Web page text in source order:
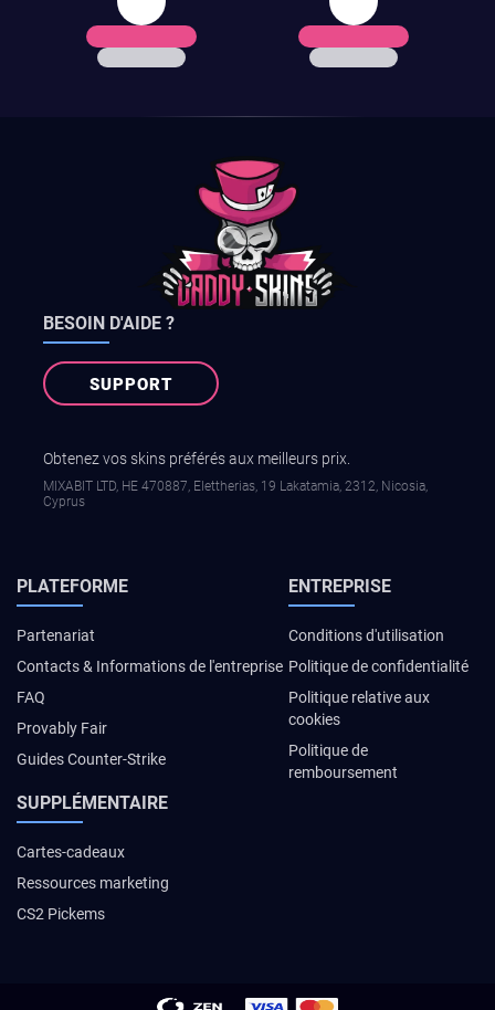
BESOIN D'AIDE ?
SUPPORT
Obtenez vos skins préférés aux meilleurs prix.
MIXABIT LTD, ΗΕ 470887, Elettherias, 19 Lakatamia, 2312, Nicosia,
Cyprus
PLATEFORME
Partenariat
Contacts & Informations de l'entreprise
FAQ
Provably Fair
Guides Counter-Strike
ENTREPRISE
Conditions d'utilisation
Politique de confidentialité
Politique relative aux
cookies
Politique de
remboursement
SUPPLÉMENTAIRE
Cartes-cadeaux
Ressources marketing
CS2 Pickems